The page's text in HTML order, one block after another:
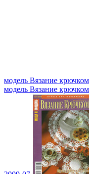
модель Вязание
модель Вязание